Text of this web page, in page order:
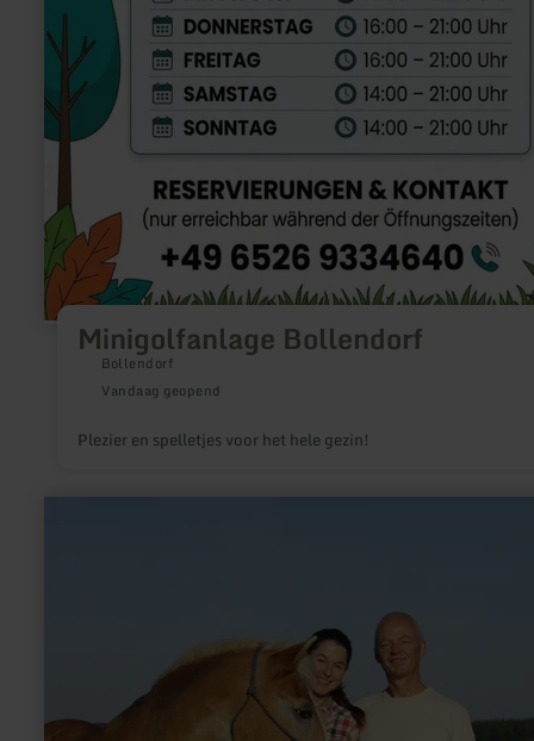
Minigolfanlage Bollendorf
Bollendorf
Vandaag geopend
Plezier en spelletjes voor het hele gezin!